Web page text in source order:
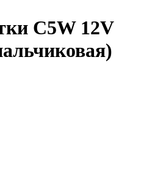
C5W 12V